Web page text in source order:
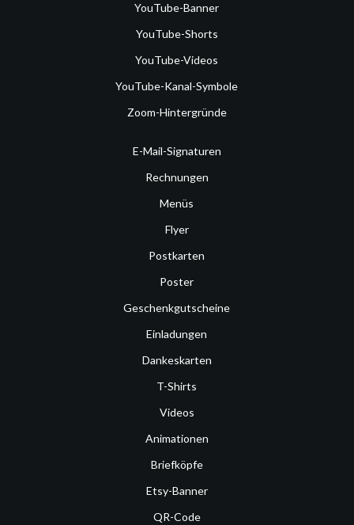
YouTube-Banner
YouTube-Shorts
YouTube-Videos
YouTube-Kanal-Symbole
Zoom-Hintergründe
E-Mail-Signaturen
Rechnungen
Menüs
Flyer
Postkarten
Poster
Geschenkgutscheine
Einladungen
Dankeskarten
T-Shirts
Videos
Animationen
Briefköpfe
Etsy-Banner
QR-Code